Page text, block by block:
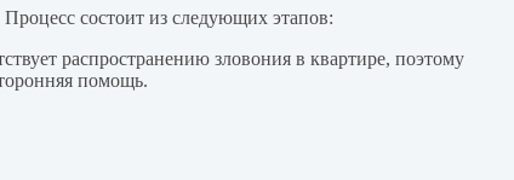
состоит из следующих этапов:
распространению зловония в квартире, поэтому
помощь.